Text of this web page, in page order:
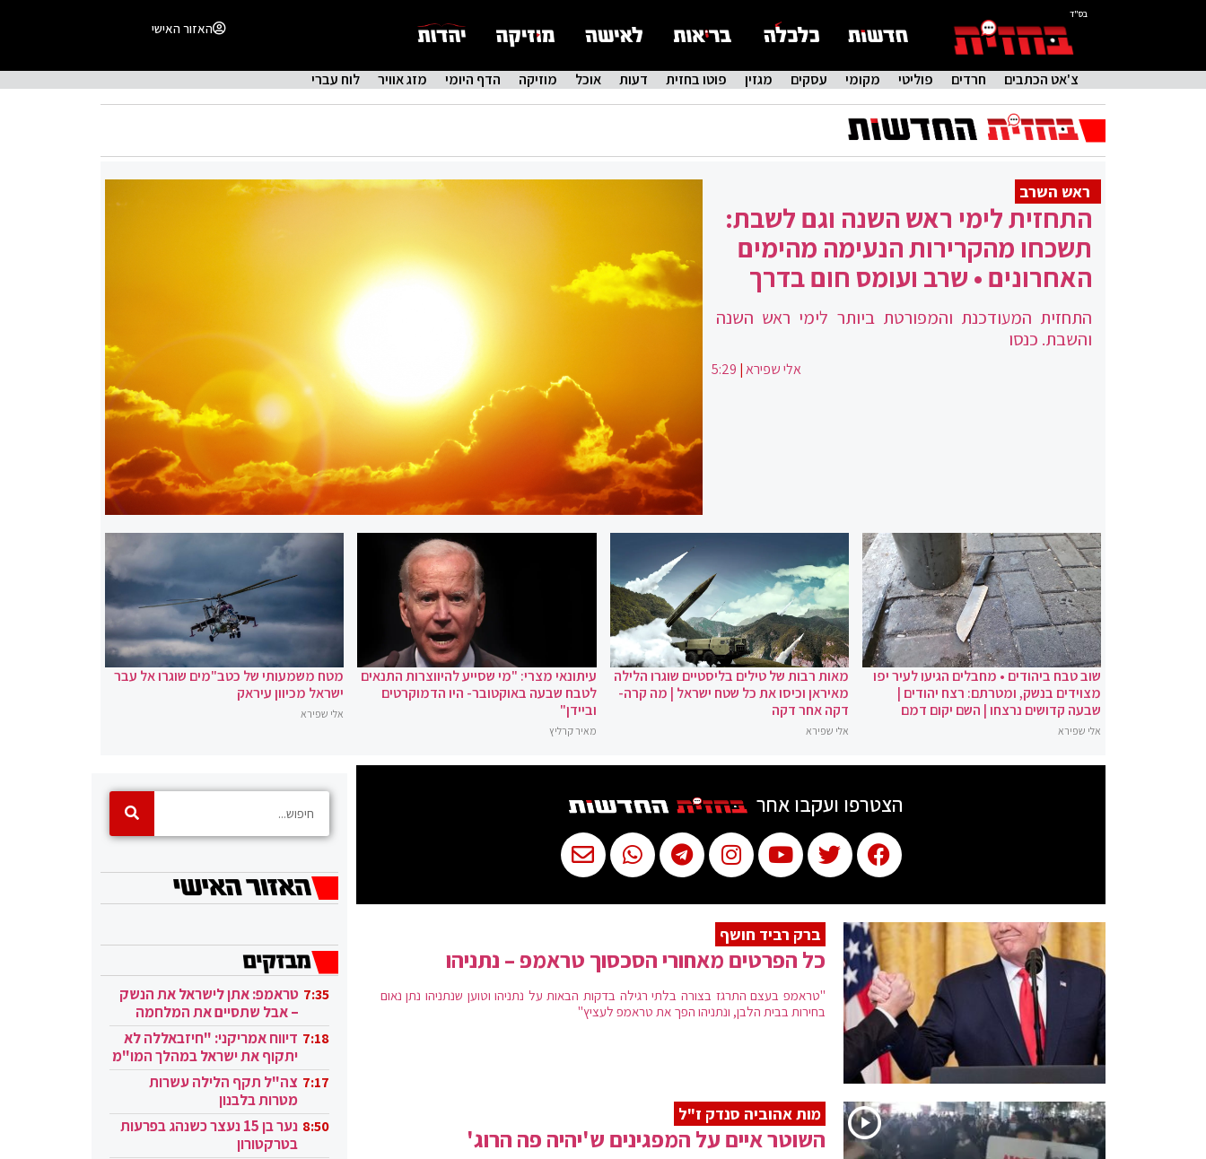
בס"ד
האזור האישי
צ'אט הכתבים חרדים פוליטי מקומי עסקים מגזין פוטו בחזית דעות אוכל מוזיקה הדף היומי מזג אוויר לוח עברי
ראש השרב
התחזית לימי ראש השנה וגם לשבת:
תשכחו מהקרירות הנעימה מהימים
האחרונים • שרב ועומס חום בדרך
התחזית המעודכנת והמפורטת ביותר לימי ראש השנה
והשבת. כנסו
אלי שפירא|
5:29
שוב טבח ביהודים • מחבלים הגיעו לעיר יפו
מצוידים בנשק, ומטרתם: רצח יהודים |
שבעה קדושים נרצחו | השם יקום דמם
אלי שפירא
מאות רבות של טילים בליסטיים שוגרו הלילה
מאיראן וכיסו את כל שטח ישראל | מה קרה-
דקה אחר דקה
אלי שפירא
עיתונאי מצרי: "מי שסייע להיווצרות התנאים
לטבח שבעה באוקטובר- היו הדמוקרטים
וביידן"
מאיר קרליץ
מטח משמעותי של כטב"מים שוגרו אל עבר
ישראל מכיוון עיראק
אלי שפירא
הצטרפו ועקבו אחר
ברק רביד חושף
כל הפרטים מאחורי הסכסוך טראמפ – נתניהו
"טראמפ בעצם התרגז בצורה בלתי רגילה בדקות הבאות על נתניהו וטוען שנתניהו נתן נאום
בחירות בבית הלבן, ונתניהו הפך את טראמפ לעציץ"
מות אהוביה סנדק ז"ל
השוטר איים על המפגינים ש'יהיה פה הרוג'
7:35 טראמפ: אתן לישראל את הנשק
– אבל שתסיים את המלחמה
בעזה 7:18 דיווח אמריקני: "חיזבאללה לא
יתקוף את ישראל במהלך המו"מ
בקטאר" 7:17 צה"ל תקף הלילה עשרות
מטרות בלבנון
8:50
נער בן 15 נעצר כשנהג בפרעות
בטרקטורון